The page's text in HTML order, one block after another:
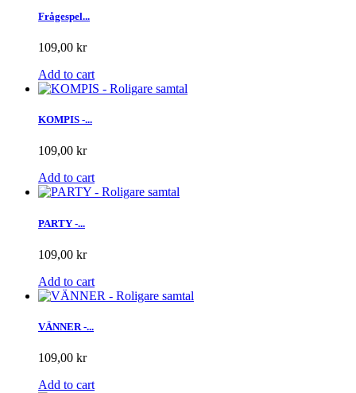
Frågespel...
109,00 kr
Add to cart
KOMPIS -...
109,00 kr
Add to cart
PARTY -...
109,00 kr
Add to cart
VÄNNER -...
109,00 kr
Add to cart